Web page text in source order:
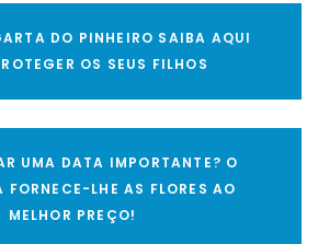
DO PINHEIRO SAIBA AQUI
OS SEUS FILHOS
UMA DATA IMPORTANTE? O
FORNECE-LHE AS FLORES AO
MELHOR PREÇO!